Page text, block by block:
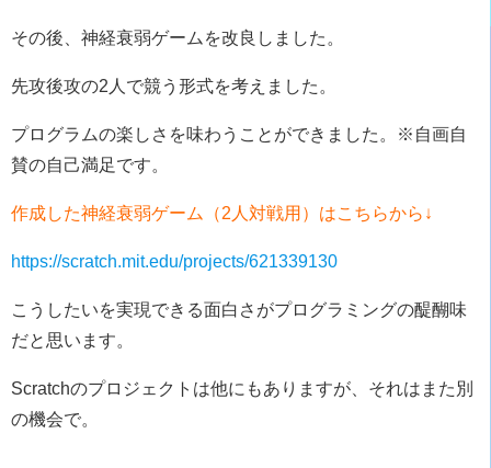
その後、神経衰弱ゲームを改良しました。
先攻後攻の2人で競う形式を考えました。
プログラムの楽しさを味わうことができました。※自画自
賛の自己満足です。
作成した神経衰弱ゲーム（2人対戦用）はこちらから↓
https://scratch.mit.edu/projects/621339130
こうしたいを実現できる面白さがプログラミングの醍醐味
だと思います。
Scratchのプロジェクトは他にもありますが、それはまた別
の機会で。